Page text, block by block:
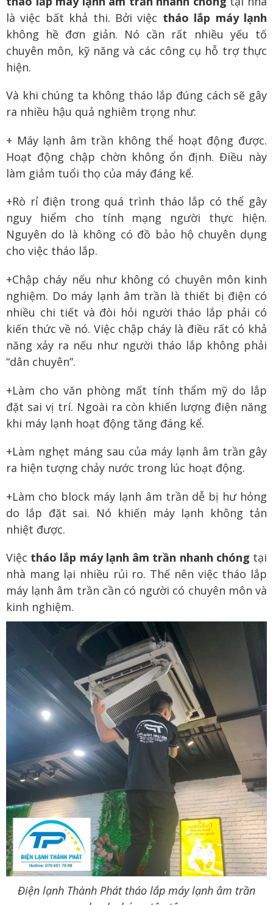
là việc bất khả thi. Bởi việc tháo lắp máy lạnh
không hề đơn giản. Nó cần rất nhiều yếu tố
chuyên môn, kỹ năng và các công cụ hỗ trợ thực
hiện.
Và khi chúng ta không tháo lắp đúng cách sẽ gây
ra nhiều hậu quả nghiêm trọng như:
+ Máy lạnh âm trần không thể hoạt động được.
Hoạt động chập chờn không ổn định. Điều này
làm giảm tuổi thọ của máy đáng kể.
+Rò rỉ điện trong quá trình tháo lắp có thể gây
nguy hiểm cho tính mạng người thực hiện.
Nguyên do là không có đồ bảo hộ chuyên dụng
cho việc tháo lắp.
+Chập cháy nếu như không có chuyên môn kinh
nghiệm. Do máy lạnh âm trần là thiết bị điện có
nhiều chi tiết và đòi hỏi người tháo lắp phải có
kiến thức về nó. Việc chập cháy là điều rất có khả
năng xảy ra nếu như người tháo lắp không phải
“dân chuyên”.
+Làm cho văn phòng mất tính thẩm mỹ do lắp
đặt sai vị trí. Ngoài ra còn khiến lượng điện năng
khi máy lạnh hoạt động tăng đáng kể.
+Làm nghẹt máng sau của máy lạnh âm trần gây
ra hiện tượng chảy nước trong lúc hoạt động.
+Làm cho block máy lạnh âm trần dễ bị hư hỏng
do lắp đặt sai. Nó khiến máy lạnh không tản
nhiệt được.
Việc tháo lắp máy lạnh âm trần nhanh chóng tại
nhà mang lại nhiều rủi ro. Thế nên việc tháo lắp
máy lạnh âm trần cần có người có chuyên môn và
kinh nghiệm.
Điện lạnh Thành Phát tháo lắp máy lạnh âm trần